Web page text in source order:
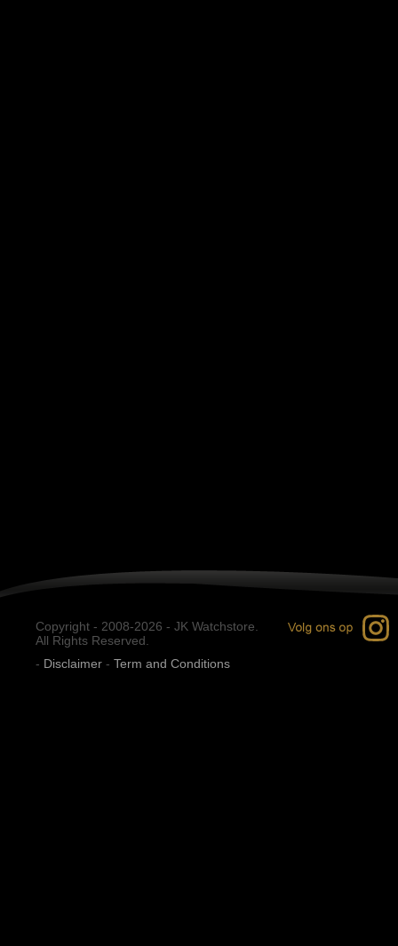
Copyright - 2008-2026 - JK Watchstore.
All Rights Reserved.
- Disclaimer - Term and Conditions